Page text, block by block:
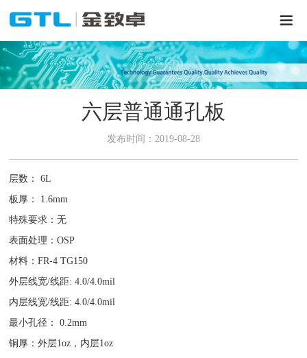
六层普通通孔板
发布时间：2019-08-28
层数： 6L
板厚： 1.6mm
特殊要求：无
表面处理：OSP
材料：FR-4 TG150
外层线宽/线距: 4.0/4.0mil
内层线宽/线距: 4.0/4.0mil
最小孔径： 0.2mm
铜厚：外层1oz，内层1oz